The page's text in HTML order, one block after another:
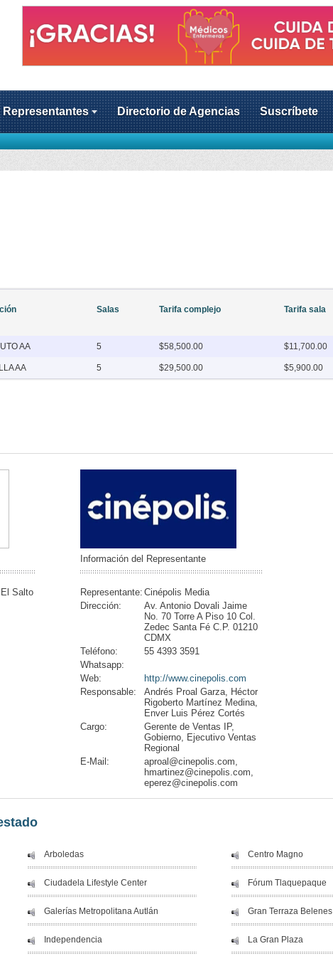
Representantes Directorio de Agencias Suscríbete
Salas Tarifa complejo Tarifa sala
AA 5 $58,500.00 $11,700.00
AA 5 $29,500.00 $5,900.00
Salto
Información del Representante
Representante: Cinépolis Media
Dirección:
Av. Antonio Dovali Jaime
No. 70 Torre A Piso 10 Col.
Zedec Santa Fé C.P. 01210
CDMX
Teléfono:
55 4393 3591
Whatsapp:
Web:
http://www.cinepolis.com
Responsable:
Andrés Proal Garza, Héctor
Rigoberto Martínez Medina,
Enver Luis Pérez Cortés
Cargo:
Gerente de Ventas IP,
Gobierno, Ejecutivo Ventas
Regional
E-Mail:
aproal@cinepolis.com,
hmartinez@cinepolis.com,
eperez@cinepolis.com
Arboledas Centro Magno
Ciudadela Lifestyle Center Fórum Tlaquepaque
Galerías Metropolitana Autlán Gran Terraza Belenes
Independencia La Gran Plaza